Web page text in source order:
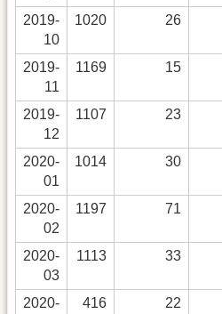
2019-
10
1020 26
2019-
11
1169 15
2019-
12
1107 23
2020-
01
1014 30
2020-
02
1197 71
2020-
03
1113 33
2020-
416 22